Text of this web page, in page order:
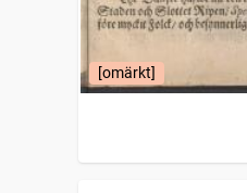
[omärkt]